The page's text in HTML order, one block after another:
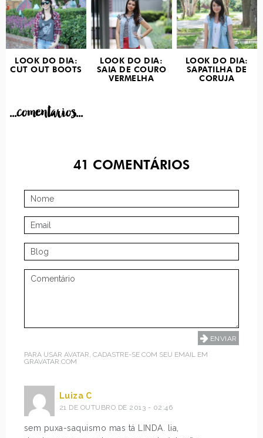
LOOK DO DIA:
CUT OUT BOOTS
LOOK DO DIA:
SAIA DE COURO
VERMELHA
LOOK DO DIA:
SAPATILHA DE
CORUJA
...comentarios...
41 COMENTÁRIOS
PARA USAR AVATAR, CADASTRE-SE COM SEU EMAIL EM
GRAVATAR.COM
Luiza C
21 DE OUTUBRO DE 2013 - 02:46
sem puxa-saquismo mas tá LINDA. lia,